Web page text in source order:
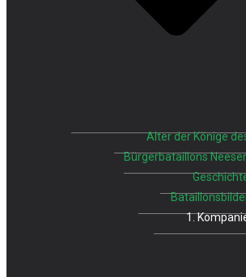
Alter der Könige
Bürgerbataillons
1.